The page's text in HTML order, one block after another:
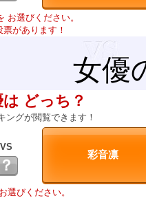
お選びください。
があります！
女優
どっち？
ングが閲覧できます！
VS
？
選びください。